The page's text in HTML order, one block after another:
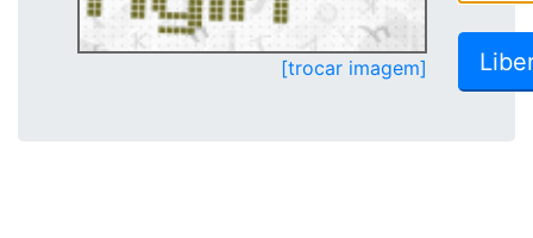
[trocar imagem]